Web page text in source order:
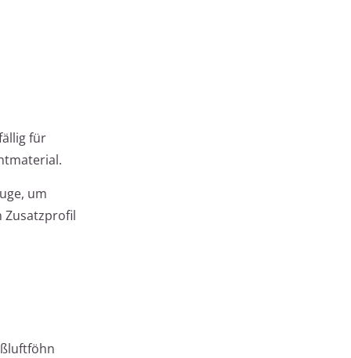
für
um
Zusatzprofil